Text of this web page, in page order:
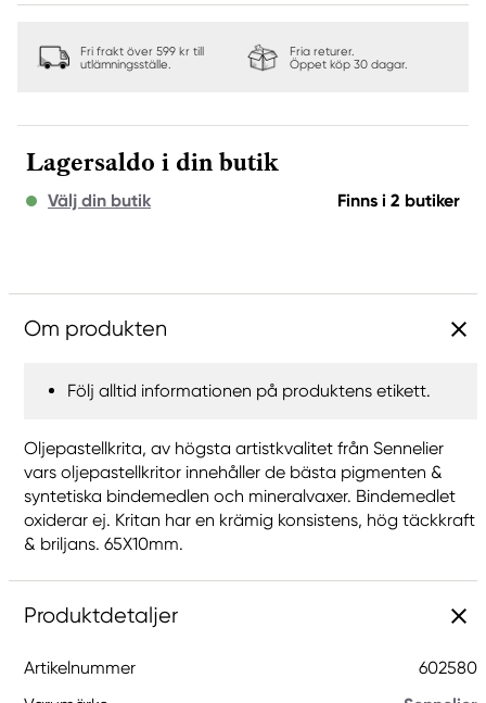
Fri frakt över 599 kr till
utlämningsställe.
Fria returer.
Öppet köp 30 dagar.
Lagersaldo i din butik
Välj din butik Finns i 2 butiker
Om produkten
Följ alltid informationen på produktens etikett.
Oljepastellkrita, av högsta artistkvalitet från Sennelier
vars oljepastellkritor innehåller de bästa pigmenten &
syntetiska bindemedlen och mineralvaxer. Bindemedlet
oxiderar ej. Kritan har en krämig konsistens, hög täckkraft
& briljans. 65X10mm.
Produktdetaljer
Artikelnummer
602580